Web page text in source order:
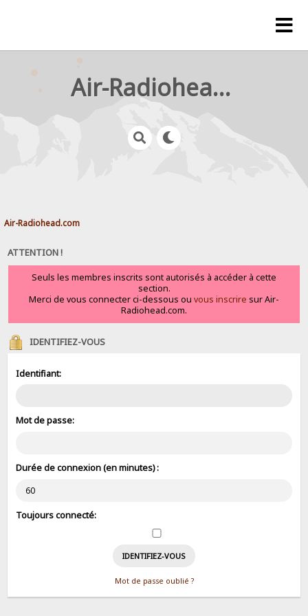
Air-Radiohead.com
Air-Radiohead.com
ATTENTION !
Seuls les membres inscrits sont autorisés à accéder à cette
section.
Merci de vous connecter ci-dessous ou vous inscrire sur Air-
Radiohead.com.
IDENTIFIEZ-VOUS
Identifiant:
Mot de passe:
Durée de connexion (en minutes) :
Toujours connecté:
Mot de passe oublié ?